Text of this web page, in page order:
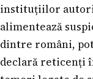
instituțiilor
alimentează
dintre români,
declară reticenți